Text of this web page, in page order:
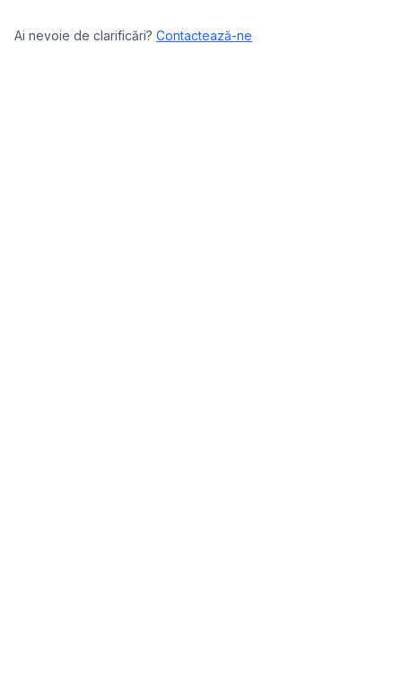
Ai nevoie de clarificări? Contactează-ne